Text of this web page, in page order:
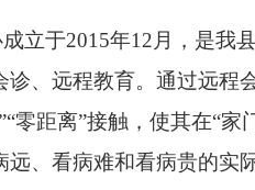
立于2015年12 月，是我
、远程教育。通过远程
零距离”接触，使其在“
、看病难和看病贵的实